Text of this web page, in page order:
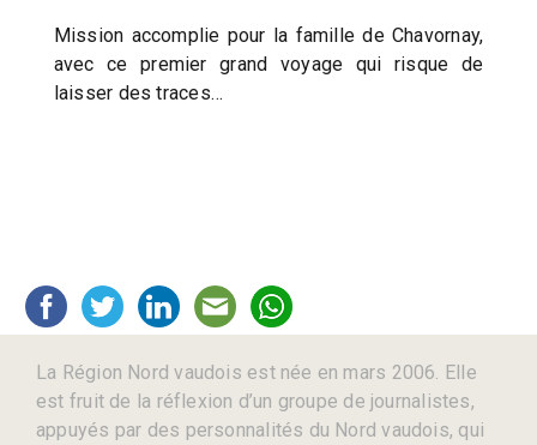
Mission accomplie pour la famille de Chavornay,
avec ce premier grand voyage qui risque de
laisser des traces…
La Région Nord vaudois est née en mars 2006. Elle
est fruit de la réflexion d’un groupe de journalistes,
appuyés par des personnalités du Nord vaudois, qui